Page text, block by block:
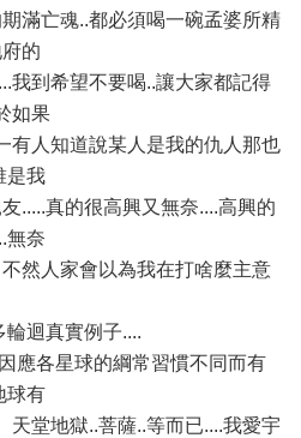
滿亡魂..都必須喝一碗孟婆所精
的
我到希望不要喝..讓大家都記得
如果
有人知道說某人是我的仇人那也
是我
.....真的很高興又無奈....高興的
無奈
然人家會以為我在打啥麼主意
迴真實例子....
各星球的綱常習慣不同而有
球有
天堂地獄..菩薩..等而已....我愛宇